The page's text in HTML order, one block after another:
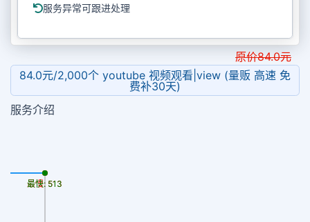
服务异常可跟进处理
原价84.0元
84.0元/2,000个 youtube 视频观看|view (量贩 高速 免
费补30天)
服务介绍
最慢: 513
最快: 513